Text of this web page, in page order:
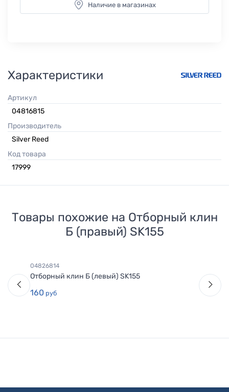
Наличие в магазинах
Характеристики
Артикул
04816815
Производитель
Silver Reed
Код товара
17999
Товары похожие на Отборный клин
Б (правый) SK155
04826814
Отборный клин Б (левый) SK155
160 руб